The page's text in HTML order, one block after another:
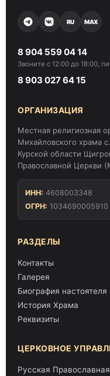
RU MAX
8 904 559 04 14
Звоните с 12:00 до 18:00,
8 903 027 64 15
ОРГАНИЗАЦИЯ
Местная религиозная
Михайловского храма
Курской области
Православной Церкви
ИНН: 4608003348
ОГРН: 1034690005910
РАЗДЕЛЫ
Контакты
Галерея
Биография настоятеля
История Храма
Реквизиты
ЦЕРКОВНОЕ
Русская